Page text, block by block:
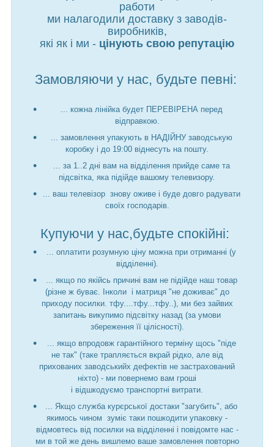
работи
ми налагодили доставку з заводів-
виробників,
які як і ми - цінують свою репутацію
Замовляючи у нас, будьте певні:
... кожна лінійка будет ПЕРЕВІРЕНА перед
відправкою.
... замовлення упакують в НАДІЙНУ заводськую
коробку і до 19:00 віднесуть на пошту.
... за 1..2 дні вам на відділення прийде саме та
підсвітка, яка підійде вашому телевизору.
... ваш телевізор знову оживе і буде довго радувати
своїх господарів.
Купуючи у нас,будьте спокійні:
... оплатити розумную ціну можна при отриманні (у
відділенні).
... якщо по якійсь причині вам не підійде наш товар
(різне ж буває. Інколи і матриця "не доживає" до
приходу посилки. тфу....тфу...тфу..), ми без зайвих
запитань викупимо підсвітку назад (за умови
збереження її цілісності).
... якщо впродовж гарантійного терміну щось "піде
не так" (таке трапляється вкрай рідко, але від
прихованих заводськийх дефектів не застрахований
ніхто) - ми повернемо вам гроші
і відшкодуємо транспортні витрати.
... Якщо служба курєрської достаки "загубить", або
якимось чином зуміє таки пошкодити упаковку -
відмовтесь від посилки на відділенні і повідомте нас -
ми в той же день вишлемо ваше замовлення повторно